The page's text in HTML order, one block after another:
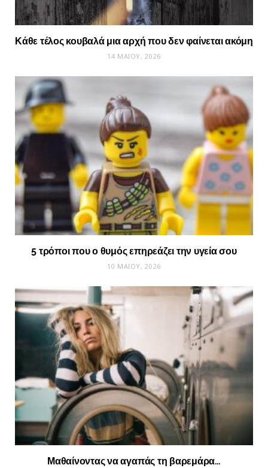
Κάθε τέλος κουβαλά μια αρχή που δεν φαίνεται ακόμη
14 ΜΑΪ́ΟΥ, 2026
5 τρόποι που ο θυμός επηρεάζει την υγεία σου
10 ΜΑΪ́ΟΥ, 2026
Μαθαίνοντας να αγαπάς τη βαρεμάρα…